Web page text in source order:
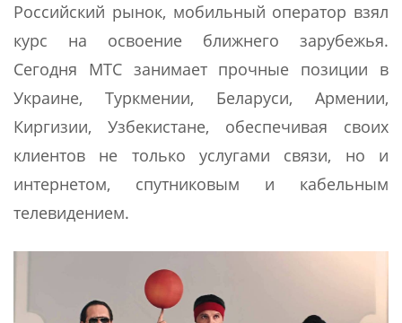
Российский рынок, мобильный оператор взял
курс на освоение ближнего зарубежья.
Сегодня МТС занимает прочные позиции в
Украине, Туркмении, Беларуси, Армении,
Киргизии, Узбекистане, обеспечивая своих
клиентов не только услугами связи, но и
интернетом, спутниковым и кабельным
телевидением.